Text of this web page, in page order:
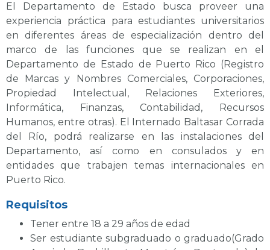
El Departamento de Estado busca proveer una
experiencia práctica para estudiantes universitarios
en diferentes áreas de especialización dentro del
marco de las funciones que se realizan en el
Departamento de Estado de Puerto Rico (Registro
de Marcas y Nombres Comerciales, Corporaciones,
Propiedad Intelectual, Relaciones Exteriores,
Informática, Finanzas, Contabilidad, Recursos
Humanos, entre otras). El Internado Baltasar Corrada
del Río, podrá realizarse en las instalaciones del
Departamento, así como en consulados y en
entidades que trabajen temas internacionales en
Puerto Rico.
Requisitos
Tener entre 18 a 29 años de edad
Ser estudiante subgraduado o graduado(Grado